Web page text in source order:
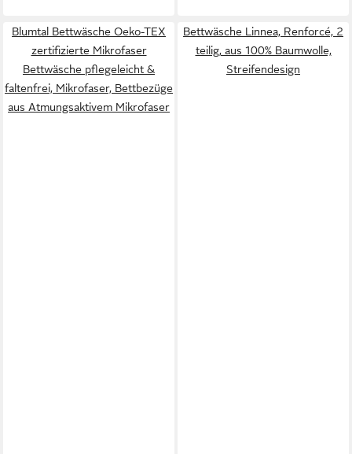
Blumtal Bettwäsche Oeko-TEX
zertifizierte Mikrofaser
Bettwäsche pflegeleicht &
faltenfrei, Mikrofaser, Bettbezüge
aus Atmungsaktivem Mikrofaser
Bettwäsche Linnea, Renforcé, 2
teilig, aus 100% Baumwolle,
Streifendesign